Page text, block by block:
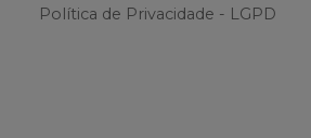
Política de Privacidade - LGPD